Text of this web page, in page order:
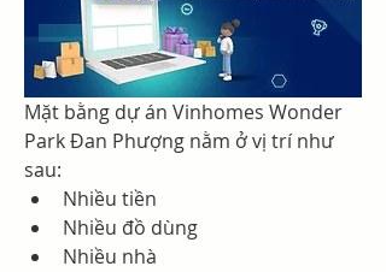
Mặt bằng dự án Vinhomes Wonder
Park Đan Phượng nằm ở vị trí như
sau:
Nhiều tiền
Nhiều đồ dùng
Nhiều nhà